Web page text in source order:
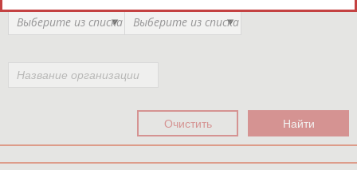
Выберите из списка
Выберите из списка